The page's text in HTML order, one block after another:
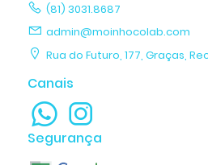
(81) 3031.8687
admin@moinhocolab.com
Rua do Futuro, 177, Graças,
Canais
Segurança